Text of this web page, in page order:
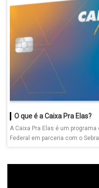
O que é a Caixa Pra Elas?
A Caixa Pra Elas é um
Federal em parceria com o